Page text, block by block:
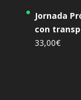
Jornada
con
33,00€